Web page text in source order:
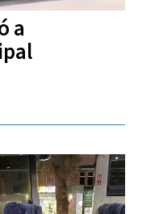
a